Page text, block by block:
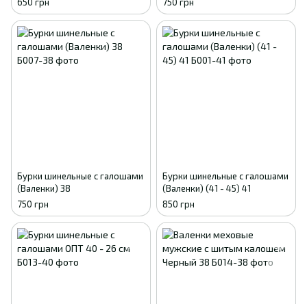
морозов 40
45) 38
Бурки шинельные с галошами
(Валенки) 38
750 грн
Бурки шинельные с галошами
(Валенки) (41 - 45) 41
850 грн